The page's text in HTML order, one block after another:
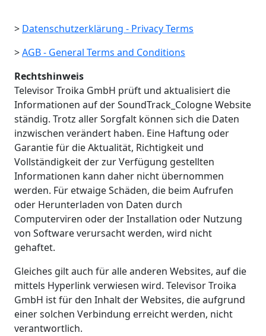
> Datenschutzerklärung - Privacy Terms
>AGB - General Terms and Conditions
Rechtshinweis
Televisor Troika GmbH prüft und aktualisiert die
Informationen auf der SoundTrack_Cologne Website
ständig. Trotz aller Sorgfalt können sich die Daten
inzwischen verändert haben. Eine Haftung oder
Garantie für die Aktualität, Richtigkeit und
Vollständigkeit der zur Verfügung gestellten
Informationen kann daher nicht übernommen
werden. Für etwaige Schäden, die beim Aufrufen
oder Herunterladen von Daten durch
Computerviren oder der Installation oder Nutzung
von Software verursacht werden, wird nicht
gehaftet.
Gleiches gilt auch für alle anderen Websites, auf die
mittels Hyperlink verwiesen wird. Televisor Troika
GmbH ist für den Inhalt der Websites, die aufgrund
einer solchen Verbindung erreicht werden, nicht
verantwortlich.